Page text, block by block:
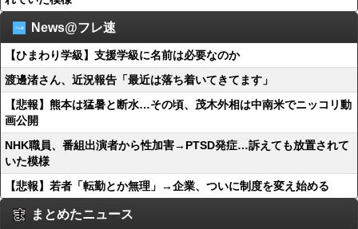
News@フレ速
【ひまわり学級】支援学級に名前は必要なのか
渡邊渚さん、近況報告「最近は落ち着いてきてます」
【悲報】熊本は猛暑と断水…その頃、茂木外相は中南米でニッコリ動
画公開
NHK職員、番組出演者から性加害→PTSD発症…訴えても放置されて
いた模様
【悲報】若者「転勤とか無理」→企業、ついに制度を変え始める
まとめたニュース